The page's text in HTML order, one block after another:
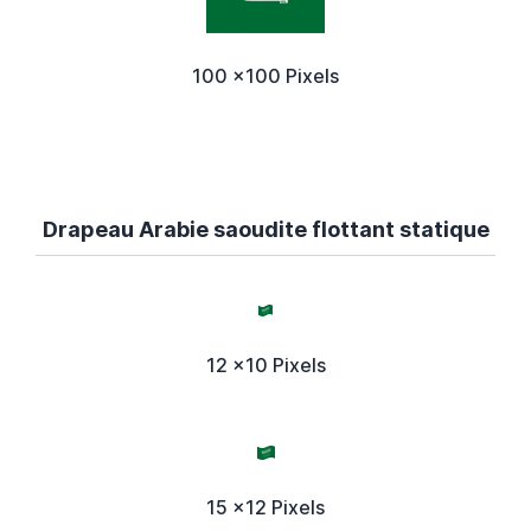
100 x100 Pixels
Drapeau Arabie saoudite flottant statique
12 x10 Pixels
15 x12 Pixels